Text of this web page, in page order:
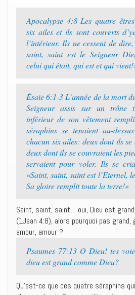
Apocalypse 4:8 Les quatre
six ailes et ils sont couverts
l’intérieur. Ils ne cessent de
saint, saint est le Seigneur
celui qui était, qui est et qui
Ésaïe 6:1-3 L’année de la mort
Seigneur assis sur un trône
inférieur de son vêtement
séraphins se tenaient au-
chacun six ailes: deux dont ils se
deux dont ils se couvraient les
servaient pour voler. Ils se
«Saint, saint, saint est l’Eternel,
Sa gloire remplit toute la terre!»
Saint, saint, saint… oui, Dieu est
(1Jean 4:8), alors pourquoi pas grand,
amour, amour ?
Psaumes 77:13 O Dieu! tes
dieu est grand comme Dieu?
Qu’est-ce que ces quatre séraphins